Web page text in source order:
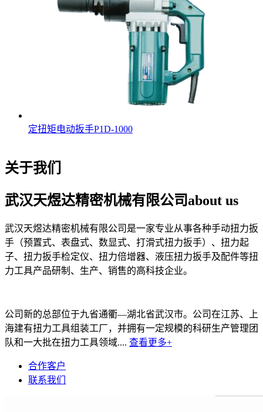
定扭矩电动扳手P1D-1000
关于我们
武汉天煜达精密机械有限公司about us
武汉天煜达精密机械有限公司是一家专业从事各种手动扭力扳
手（预置式、表盘式、数显式、打滑式扭力扳手）、扭力起
子、扭力扳手检定仪、扭力倍增器、液压扭力扳手及配件等扭
力工具产品研制、生产、销售的高科技企业。
公司新的总部位于九省通衢—湖北省武汉市。公司在江苏、上
海建有扭力工具组装工厂，并拥有一定规模的科研生产管理团
队和一大批在扭力工具领域.... 查看更多+
合作客户
联系我们